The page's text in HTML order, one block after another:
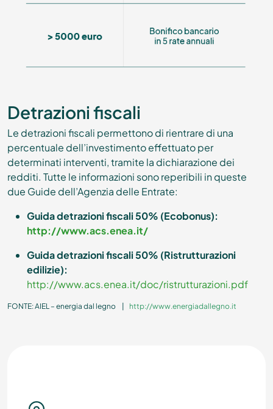
Detrazioni fiscali
Le detrazioni fiscali permettono di rientrare di una
percentuale dell’investimento effettuato per
determinati interventi, tramite la dichiarazione dei
redditi. Tutte le informazioni sono reperibili in queste
due Guide dell’Agenzia delle Entrate:
Guida detrazioni fiscali 50% (Ecobonus):
http://www.acs.enea.it/
Guida detrazioni fiscali 50% (Ristrutturazioni
edilizie):
http://www.acs.enea.it/doc/ristrutturazioni.pdf
FONTE:AIEL – energia dal legno | http://www.energiadallegno.it